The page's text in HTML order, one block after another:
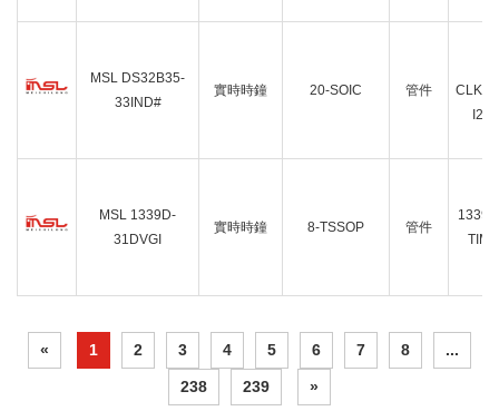
MSL DS32B35-
33IND#
實時時鐘 20-SOIC 管件
CLK/
I2C
MSL 1339D-
31DVGI
實時時鐘 8-TSSOP 管件
« 1 2 3 4 5 6 7 8 ...
238 239 »